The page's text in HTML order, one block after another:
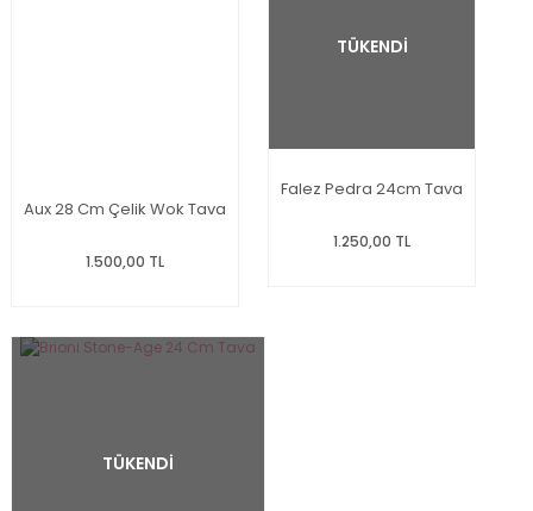
Aux 28 Cm Çelik Wok Tava
1.500,00 TL
TÜKENDİ
Falez Pedra 24cm Tava
1.250,00 TL
TÜKENDİ